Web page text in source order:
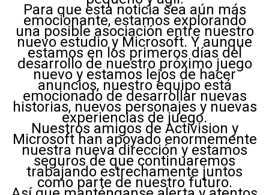
Para que esta noticia sea aún más
emocionante, estamos explorando
una posible asociación entre nuestro
nuevo estudio y Microsoft. Y aunque
estamos en los primeros días del
desarrollo de nuestro próximo juego
nuevo y estamos lejos de hacer
anuncios, nuestro equipo está
emocionado de desarrollar nuevas
historias, nuevos personajes y nuevas
experiencias de juego.
Nuestros amigos de Activision y
Microsoft han apoyado enormemente
nuestra nueva dirección y estamos
seguros de que continuaremos
trabajando estrechamente juntos
como parte de nuestro futuro.